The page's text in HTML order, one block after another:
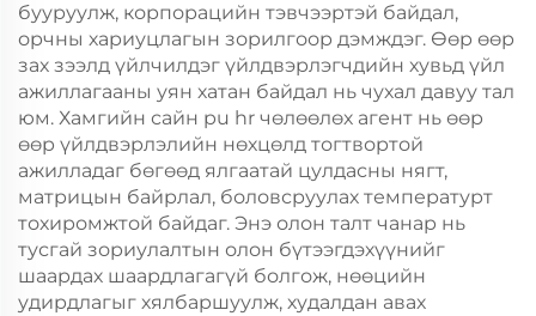
бууруулж, корпорацийн тэвчээртэй байдал,
орчны хариуцлагын зорилгоор дэмждэг. Өөр өөр
зах зээлд үйлчилдэг үйлдвэрлэгчдийн хувьд үйл
ажиллагааны уян хатан байдал нь чухал давуу тал
юм. Хамгийн сайн pu hr чөлөөлөх агент нь өөр
өөр үйлдвэрлэлийн нөхцөлд тогтвортой
ажилладаг бөгөөд ялгаатай цулдасны нягт,
матрицын байрлал, боловсруулах температурт
тохиромжтой байдаг. Энэ олон талт чанар нь
тусгай зориулалтын олон бүтээгдэхүүнийг
шаардах шаардлагагүй болгож, нөөцийн
удирдлагыг хялбаршуулж, худалдан авах